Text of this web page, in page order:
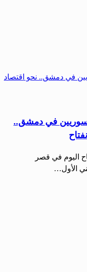
في دمشق..
اليوم في قصر
الأول…